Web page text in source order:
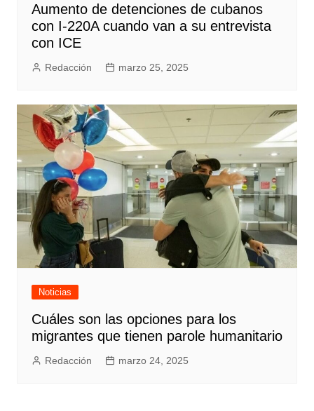
Aumento de detenciones de cubanos
con I-220A cuando van a su entrevista
con ICE
Redacción marzo 25, 2025
Noticias
Cuáles son las opciones para los
migrantes que tienen parole humanitario
Redacción marzo 24, 2025